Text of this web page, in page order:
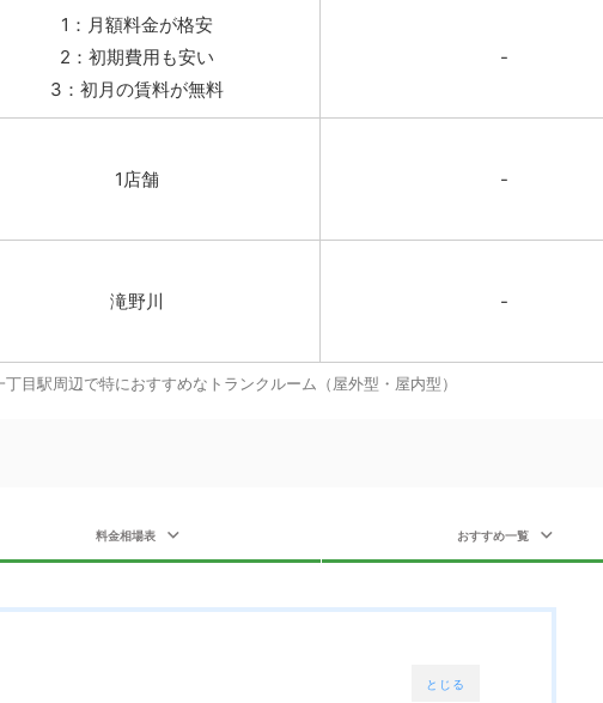
1：月額料金が格安
2：初期費用も安い
3：初月の賃料が無料
-
1店舗 -
滝野川 -
目駅周辺で特におすすめなトランクルーム（屋外型・屋内型）
料金相場表 おすすめ一覧
とじる